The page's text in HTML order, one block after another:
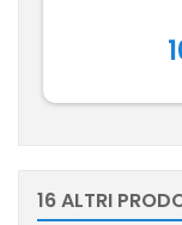
16 ALTRI